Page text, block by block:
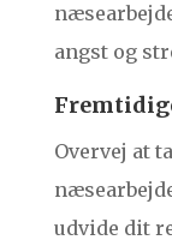
angst og
Overvej at
udvide dit